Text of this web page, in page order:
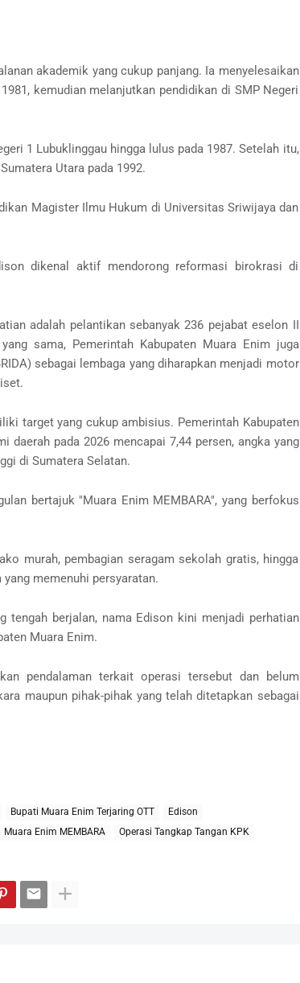
akademik yang cukup panjang. Ia menyelesaikan
kemudian melanjutkan pendidikan di SMP Negeri
1 Lubuklinggau hingga lulus pada 1987. Setelah itu,
Utara pada 1992.
Magister Ilmu Hukum di Universitas Sriwijaya dan
dikenal aktif mendorong reformasi birokrasi di
adalah pelantikan sebanyak 236 pejabat eselon II
sama, Pemerintah Kabupaten Muara Enim juga
sebagai lembaga yang diharapkan menjadi motor
target yang cukup ambisius. Pemerintah Kabupaten
daerah pada 2026 mencapai 7,44 persen, angka yang
di Sumatera Selatan.
bertajuk "Muara Enim MEMBARA", yang berfokus
murah, pembagian seragam sekolah gratis, hingga
memenuhi persyaratan.
tengah berjalan, nama Edison kini menjadi perhatian
Muara Enim.
pendalaman terkait operasi tersebut dan belum
maupun pihak-pihak yang telah ditetapkan sebagai
Bupati Muara Enim Terjaring OTT
Edison
Muara Enim MEMBARA
Operasi Tangkap Tangan KPK